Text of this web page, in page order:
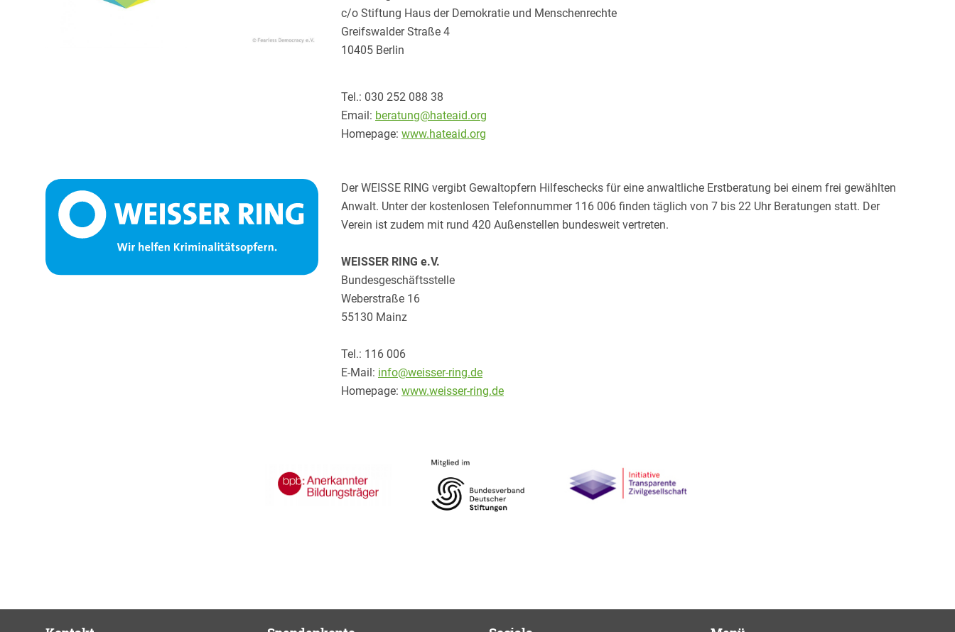
c/o Stiftung Haus der Demokratie und Menschenrechte
Greifswalder Straße 4
10405 Berlin
Tel.: 030 252 088 38
Email: beratung@hateaid.org
Homepage: www.hateaid.org
Der WEISSE RING vergibt Gewaltopfern Hilfeschecks für eine anwaltliche Erstberatung bei einem frei gewählten
Anwalt. Unter der kostenlosen Telefonnummer 116 006 finden täglich von 7 bis 22 Uhr Beratungen statt. Der
Verein ist zudem mit rund 420 Außenstellen bundesweit vertreten.
WEISSER RING e.V.
Bundesgeschäftsstelle
Weberstraße 16
55130 Mainz
Tel.: 116 006
E-Mail: info@weisser-ring.de
Homepage: www.weisser-ring.de